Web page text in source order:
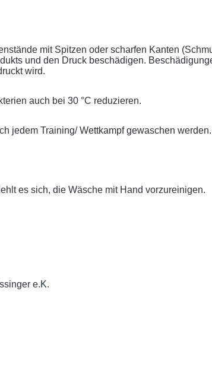
mit Spitzen oder scharfen Kanten
und den Druck beschädigen.
wird.
auch bei 30 °C reduzieren.
jedem Training/ Wettkampf gewaschen werden.
es sich, die Wäsche mit Hand vorzureinigen.
e.K.